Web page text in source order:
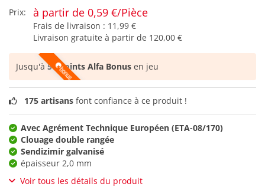
Prix:
à partir de 0,59 €/Pièce
Frais de livraison : 11,99 €
Livraison gratuite à partir de 120,00 €
Jusqu'à56 points Alfa Bonus en jeu
175 artisans font confiance à ce produit !
Avec Agrément Technique Européen (ETA-08/170)
Clouage double rangée
Sendizimir galvanisé
épaisseur 2,0 mm
Voir tous les détails du produit